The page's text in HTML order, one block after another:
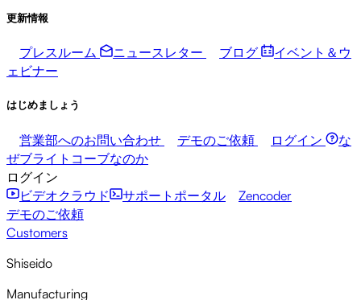
更新情報
プレスルーム ニュースレター ブログ
イベント＆ウ
ェビナー
はじめましょう
営業部へのお問い合わせ デモのご依頼 ログイン
な
ぜブライトコーブなのか
ログイン
ビデオクラウド
サポートポータル
Zencoder
デモのご依頼
Customers
Shiseido
Manufacturing